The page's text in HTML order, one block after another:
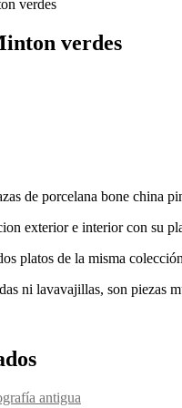
verdes
de porcelana bone china
exterior e interior con su
platos de la misma
ni lavavajillas, son piezas